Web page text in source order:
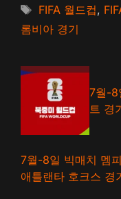
태
그
FIFA 월드컵,
롬비아 경기
7월-8
트 경
7월-8일 빅매치 멤
애틀랜타 호크스 경